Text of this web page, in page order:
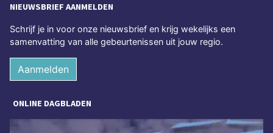
NIEUWSBRIEF AANMELDEN
Schrijf je in voor onze nieuwsbrief en krijg wekelijks een
samenvatting van alle gebeurtenissen uit jouw regio.
Aanmelden
ONLINE DAGBLADEN